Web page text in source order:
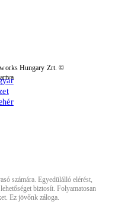
Hungary Zrt. ©
számára. Egyedülálló elérést,
biztosít. Folyamatosan
Ez jövőnk záloga.